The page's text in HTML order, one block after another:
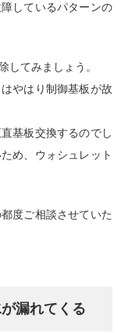
しているパターンの
してみましょう。
やはり制御基板が故
基板交換するのでし
め、ウォシュレット
度ご相談させていた
漏れてくる